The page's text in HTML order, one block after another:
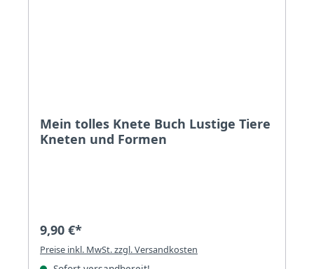
Mein tolles Knete Buch Lustige Tiere
Kneten und Formen
9,90 €*
Preise inkl. MwSt. zzgl. Versandkosten